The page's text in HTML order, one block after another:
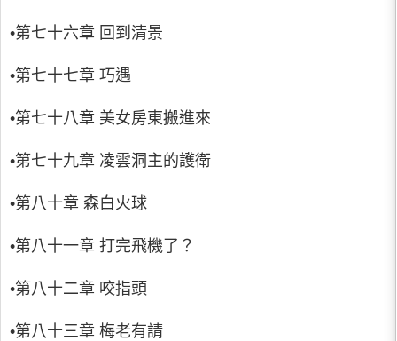
•第七十六章 回到清景
•第七十七章 巧遇
•第七十八章 美女房東搬進來
•第七十九章 凌雲洞主的護衛
•第八十章 森白火球
•第八十一章 打完飛機了？
•第八十二章 咬指頭
•第八十三章 梅老有請